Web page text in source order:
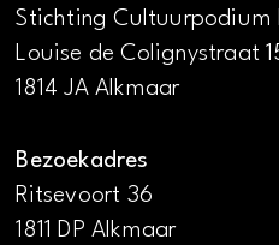
Stichting Cultuurpodium
Louise de Colignystraat
1814 JA Alkmaar
Bezoekadres
Ritsevoort 36
1811 DP Alkmaar